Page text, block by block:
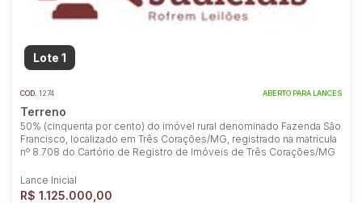
Lote 1
COD. 1274 ABERTO PARA LANCES
Terreno
50% (cinquenta por cento) do imóvel rural denominado Fazenda São
Francisco, localizado em Três Corações/MG, registrado na matrícula
nº 8.708 do Cartório de Registro de Imóveis de Três Corações/MG
Lance Inicial
R$ 1.125.000,00